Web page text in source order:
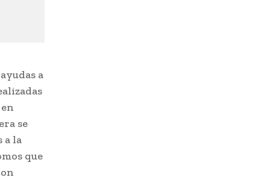
a
se
a la
que